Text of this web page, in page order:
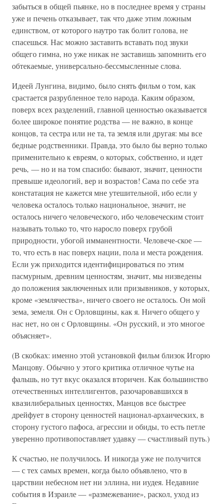
забыться в общей пьянке, но в последнее время у страны
уже и печень отказывает, так что даже этим ложным
единством, от которого наутро так болит голова, не
спасешься. Нас можно заставить вставать под звуки
общего гимна, но уже никак не заставишь запомнить его
обтекаемые, универсально-бессмысленные слова.
Идеей Лунгина, видимо, было снять фильм о том, как
срастается разрубленное тело народа. Каким образом,
поверх всех разделений, главной ценностью оказывается
более широкое понятие родства — не важно, в конце
концов, та сестра или не та, та земля или другая: мы все
бедные родственники. Правда, это было бы верно только
применительно к евреям, о которых, собственно, и идет
речь, — но и на том спасибо: бывают, значит, ценности
превыше идеологий, вер и возрастов! Сама по себе эта
констатация не кажется мне утешительной, ибо если у
человека осталось только национальное, значит, не
осталось ничего человеческого, ибо человеческим стоит
называть только то, что наросло поверх грубой
природности, убогой имманентности. Человече-ское —
то, что есть в нас поверх нации, пола и места рождения.
Если уж приходится идентифицироваться по этим
пасмурным, древним ценностям, значит, мы низведены
до положения заключенных или призывников, у которых,
кроме «землячества», ничего своего не осталось. Он мой
зема, земеля. Он с Орловщины, как я. Ничего общего у
нас нет, но он с Орловщины. «Он русский, и это многое
объясняет».
(В скобках: именно этой установкой фильм близок Игорю
Манцову. Обычно у этого критика отличное чутье на
фальшь, но тут вкус оказался вторичен. Как большинство
отечественных интеллигентов, разочаровавшихся в
квазилиберальных ценностях, Манцов все быстрее
дрейфует в сторону ценностей национал-архаических, в
сторону густого пафоса, агрессии и обиды, то есть петле
уверенно противопоставляет удавку — счастливый путь.)
К счастью, не получилось. И никогда уже не получится
— с тех самых времен, когда было объявлено, что в
царствии небесном нет ни эллина, ни иудея. Недавние
события в Израиле — «размежевание», раскол, уход из